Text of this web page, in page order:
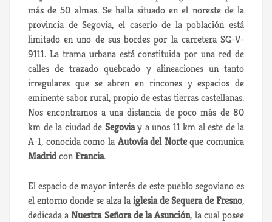
más de 50 almas. Se halla situado en el noreste de la
provincia de Segovia, el caserío de la población está
limitado en uno de sus bordes por la carretera SG-V-
9111. La trama urbana está constituida por una red de
calles de trazado quebrado y alineaciones un tanto
irregulares que se abren en rincones y espacios de
eminente sabor rural, propio de estas tierras castellanas.
Nos encontramos a una distancia de poco más de 80
km de la ciudad de Segoviay a unos 11 km al este de la
A-1, conocida como la Autovía del Norteque comunica
MadridconFrancia.
El espacio de mayor interés de este pueblo segoviano es
el entorno donde se alza laiglesia de Sequera de Fresno,
dedicada aNuestra Señora de la Asunción, la cual posee